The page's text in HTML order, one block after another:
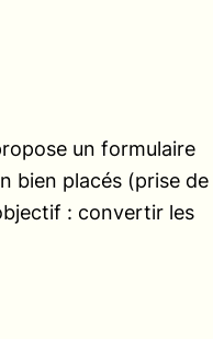
un formulaire
bien placés (prise de
: convertir les